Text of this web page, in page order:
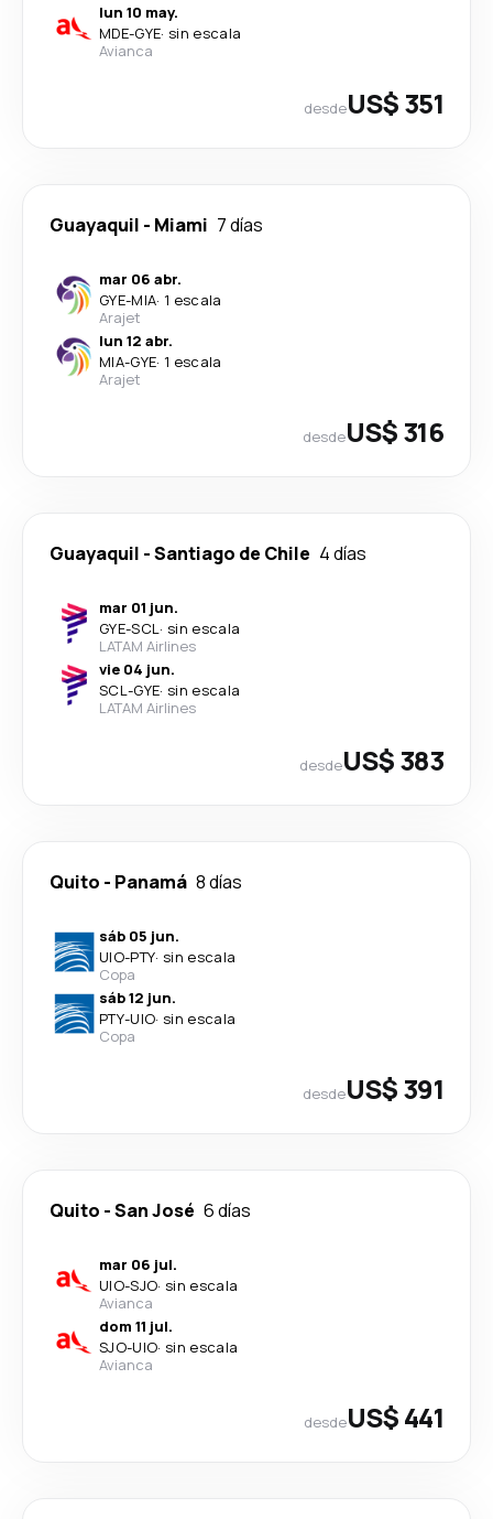
lun 10 may.
MDE-GYE· sin escala
Avianca
desdeUS$ 351
Guayaquil - Miami 7 días
mar 06 abr.
GYE-MIA· 1 escala
Arajet
lun 12 abr.
MIA-GYE· 1 escala
Arajet
desdeUS$ 316
Guayaquil -Santiago de Chile 4 días
mar 01 jun.
GYE-SCL· sin escala
LATAM Airlines
vie 04 jun.
SCL-GYE· sin escala
LATAM Airlines
desdeUS$ 383
Quito - Panamá 8 días
sáb 05 jun.
UIO-PTY· sin escala
Copa
sáb 12 jun.
PTY-UIO· sin escala
Copa
desdeUS$ 391
Quito -San José 6 días
mar 06 jul.
UIO-SJO· sin escala
Avianca
dom 11 jul.
SJO-UIO· sin escala
Avianca
desdeUS$ 441